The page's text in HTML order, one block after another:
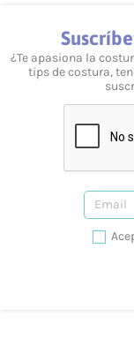
¿Te apasiona la
tips de costura,